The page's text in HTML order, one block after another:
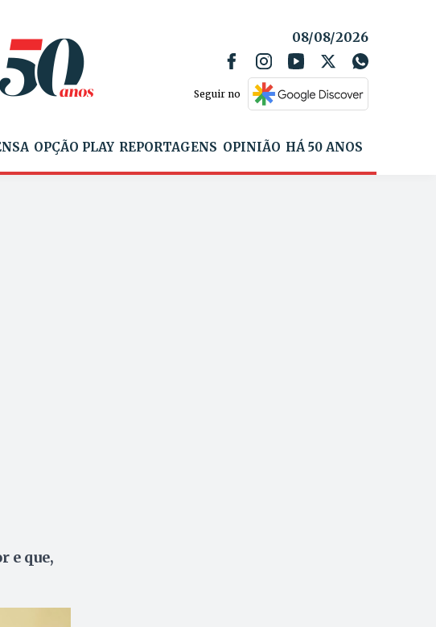
08/08/2026
Seguir no
OPÇÃO PLAY REPORTAGENS OPINIÃO HÁ 50 ANOS
e que,